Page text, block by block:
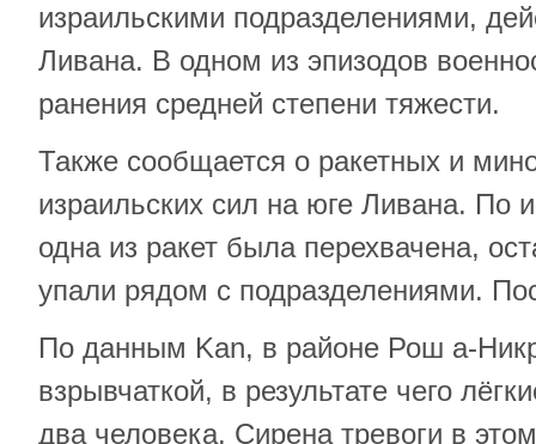
израильскими подразделениями,
Ливана. В одном из эпизодов
ранения средней степени тяжести.
Также сообщается о ракетных и
израильских сил на юге Ливана. По
одна из ракет была перехвачена,
упали рядом с подразделениями.
По данным Kan, в районе Рош а-
взрывчаткой, в результате чего
два человека. Сирена тревоги в